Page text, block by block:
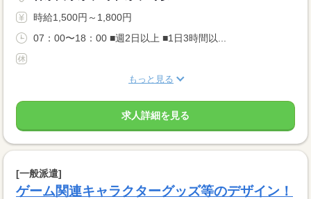
時給1,500円～1,800円
07：00〜18：00 ■週2日以上 ■1日3時間以...
もっと見る
求人詳細を見る
[一般派遣]
ゲーム関連キャラクターグッズ等のデザイン！